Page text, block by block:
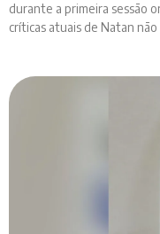
durante a primeira sessão
críticas atuais de Natan